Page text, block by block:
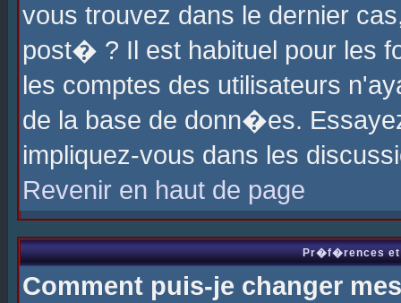
vous trouvez dans le dernier
post� ? Il est habituel pour les
les comptes des utilisateurs
de la base de donn�es.
impliquez-vous dans les
Revenir en haut de page
Pr�f�rences et
Comment puis-je changer